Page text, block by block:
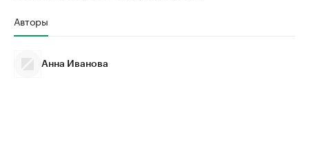
Авторы
Анна Иванова